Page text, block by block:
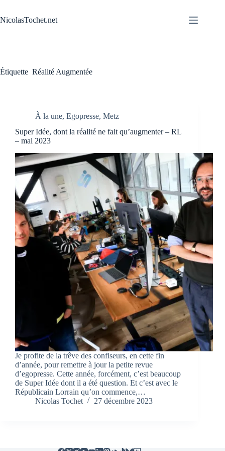
contenu
NicolasTochet.net
Étiquette Réalité Augmentée
À la une, Egopresse, Metz
Super Idée, dont la réalité ne fait qu’augmenter – RL
– mai 2023
Je profite de la trêve des confiseurs, en cette fin
d’année, pour remettre à jour la petite revue
d’egopresse. Cette année, forcément, c’est beaucoup
de Super Idée dont il a été question. Et c’est avec le
Républicain Lorrain qu’on commence,…
Nicolas Tochet
27 décembre 2023